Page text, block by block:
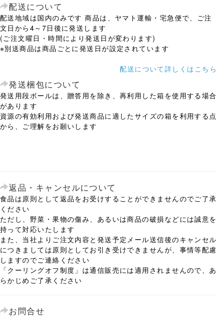
配送について
配送地域は国内のみです 商品は、ヤマト運輸・宅急便で、ご注
文日から4～7日後に発送します
(ご注文曜日・時間により発送日が変わります)
※別送商品は商品ごとに発送日が設定されています
配送について詳しくはこちら
発送梱包について
発送用段ボールは、贈答用を除き、再利用した箱を使用する場合
があります
資源の有効利用および発送商品に適したサイズの箱を利用する点
から、ご理解をお願いします
返品・キャンセルについて
食品は原則として返品をお受けすることができませんのでご了承
ください
ただし、野菜・果物の傷み、あるいは商品の破損などには誠意を
持って対応いたします
また、当社よりご注文内容と発送予定メール送信後のキャンセル
につきましては原則としてお引き受けできませんが、事情等配慮
しますのでご連絡ください
「クーリングオフ制度」は通信販売には適用されませんので、あ
らかじめご了承ください
お問合せ